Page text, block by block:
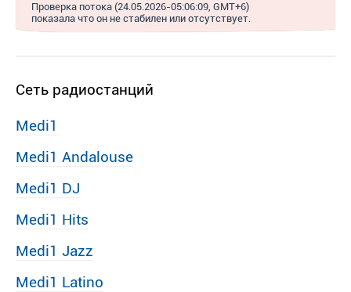
Проверка потока (24.05.2026-05:06:09, GMT+6)
показала что он не стабилен или отсутствует.
Сеть радиостанций
Medi1
Medi1 Andalouse
Medi1 DJ
Medi1 Hits
Medi1 Jazz
Medi1 Latino